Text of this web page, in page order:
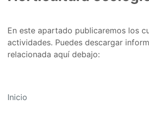
En este apartado publicaremos los
actividades. Puedes descargar
relacionada aquí debajo:
Inicio